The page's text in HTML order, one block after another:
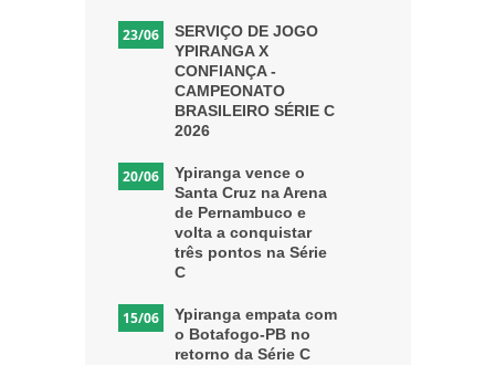
23/06
SERVIÇO DE JOGO
YPIRANGA X
CONFIANÇA -
CAMPEONATO
BRASILEIRO SÉRIE C
2026
20/06
Ypiranga vence o
Santa Cruz na Arena
de Pernambuco e
volta a conquistar
três pontos na Série
C
15/06
Ypiranga empata com
o Botafogo-PB no
retorno da Série C